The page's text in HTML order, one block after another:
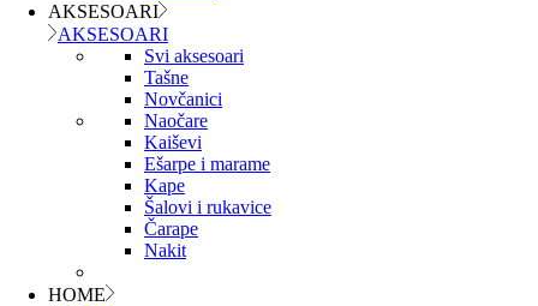
AKSESOARI
AKSESOARI
Svi aksesoari
Tašne
Novčanici
Naočare
Kaiševi
Ešarpe i marame
Kape
Šalovi i rukavice
Čarape
Nakit
HOME